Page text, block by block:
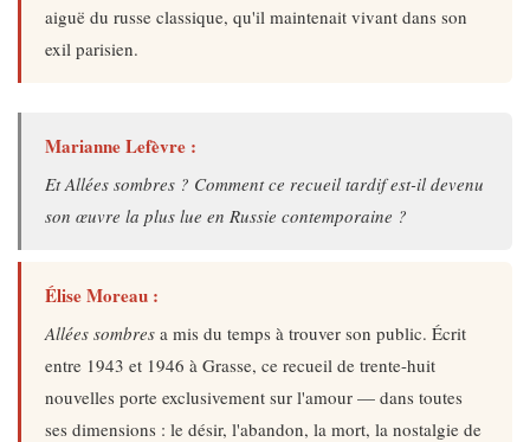
aiguë du russe classique, qu'il maintenait vivant dans son
exil parisien.
Marianne Lefèvre :
EtAllées sombres ? Comment ce recueil tardif est-il devenu
son œuvre la plus lue en Russie contemporaine ?
Élise Moreau :
Allées sombres a mis du temps à trouver son public. Écrit
entre 1943 et 1946 à Grasse, ce recueil de trente-huit
nouvelles porte exclusivement sur l'amour — dans toutes
ses dimensions : le désir, l'abandon, la mort, la nostalgie de